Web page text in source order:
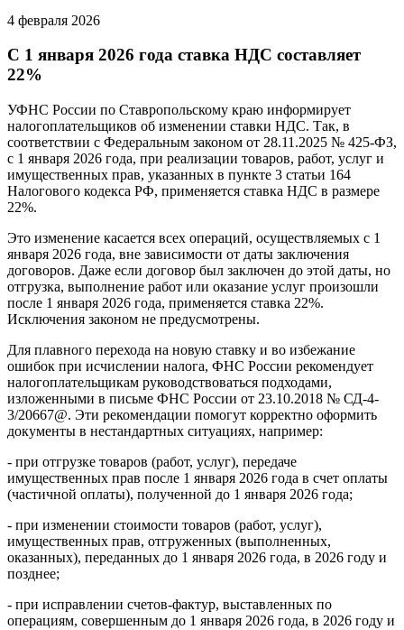
4 февраля 2026
С 1 января 2026 года ставка НДС составляет
22%
УФНС России по Ставропольскому краю информирует
налогоплательщиков об изменении ставки НДС. Так, в
соответствии с Федеральным законом от 28.11.2025 № 425-ФЗ,
с 1 января 2026 года, при реализации товаров, работ, услуг и
имущественных прав, указанных в пункте 3 статьи 164
Налогового кодекса РФ, применяется ставка НДС в размере
22%.
Это изменение касается всех операций, осуществляемых с 1
января 2026 года, вне зависимости от даты заключения
договоров. Даже если договор был заключен до этой даты, но
отгрузка, выполнение работ или оказание услуг произошли
после 1 января 2026 года, применяется ставка 22%.
Исключения законом не предусмотрены.
Для плавного перехода на новую ставку и во избежание
ошибок при исчислении налога, ФНС России рекомендует
налогоплательщикам руководствоваться подходами,
изложенными в письме ФНС России от 23.10.2018 № СД-4-
3/20667@. Эти рекомендации помогут корректно оформить
документы в нестандартных ситуациях, например:
- при отгрузке товаров (работ, услуг), передаче
имущественных прав после 1 января 2026 года в счет оплаты
(частичной оплаты), полученной до 1 января 2026 года;
- при изменении стоимости товаров (работ, услуг),
имущественных прав, отгруженных (выполненных,
оказанных), переданных до 1 января 2026 года, в 2026 году и
позднее;
- при исправлении счетов-фактур, выставленных по
операциям, совершенным до 1 января 2026 года, в 2026 году и